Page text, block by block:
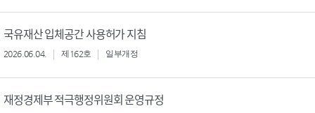
국유재산 입체공간 사용허가 지침
2026.06.04. 제162호 일부개정
재정경제부 적극행정위원회 운영규정